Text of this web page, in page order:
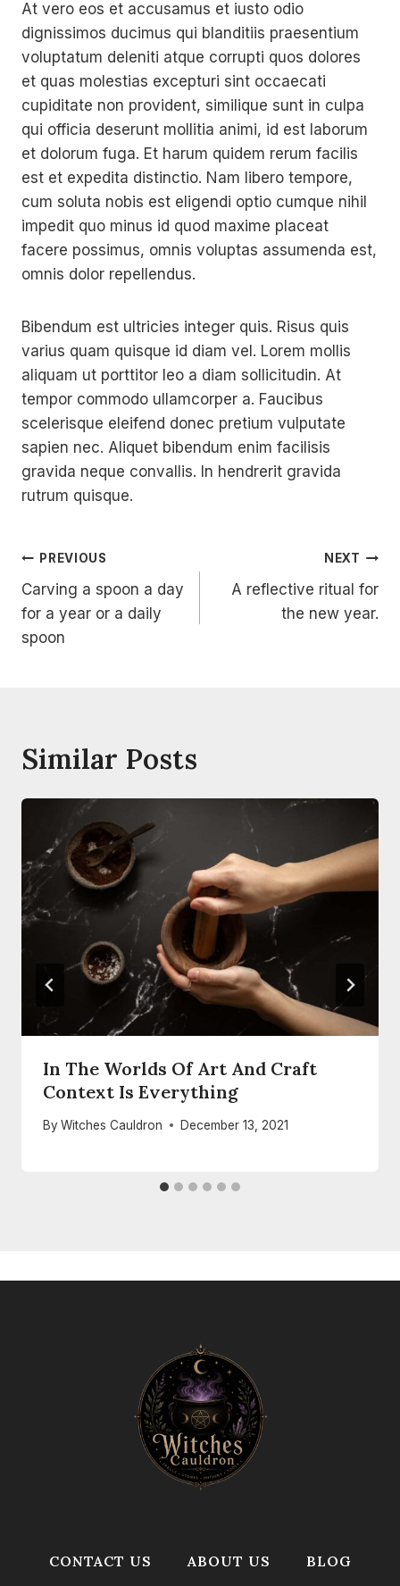
At vero eos et accusamus et iusto odio
dignissimos ducimus qui blanditiis praesentium
voluptatum deleniti atque corrupti quos dolores
et quas molestias excepturi sint occaecati
cupiditate non provident, similique sunt in culpa
qui officia deserunt mollitia animi, id est laborum
et dolorum fuga. Et harum quidem rerum facilis
est et expedita distinctio. Nam libero tempore,
cum soluta nobis est eligendi optio cumque nihil
impedit quo minus id quod maxime placeat
facere possimus, omnis voluptas assumenda est,
omnis dolor repellendus.
Bibendum est ultricies integer quis. Risus quis
varius quam quisque id diam vel. Lorem mollis
aliquam ut porttitor leo a diam sollicitudin. At
tempor commodo ullamcorper a. Faucibus
scelerisque eleifend donec pretium vulputate
sapien nec. Aliquet bibendum enim facilisis
gravida neque convallis. In hendrerit gravida
rutrum quisque.
Post
Navigation
PREVIOUS
Carving a spoon a day
for a year or a daily
spoon
NEXT
A reflective ritual for
the new year.
Similar Posts
In The Worlds Of Art And Craft
Context Is Everything
By Witches Cauldron December 13, 2021
CONTACT US ABOUT US
BLOG